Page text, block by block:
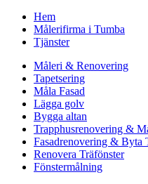
Hem
Målerifirma i Tumba
Tjänster
Måleri & Renovering
Tapetsering
Måla Fasad
Lägga golv
Bygga altan
Trapphusrenovering &
Fasadrenovering & Byta
Renovera Träfönster
Fönstermålning